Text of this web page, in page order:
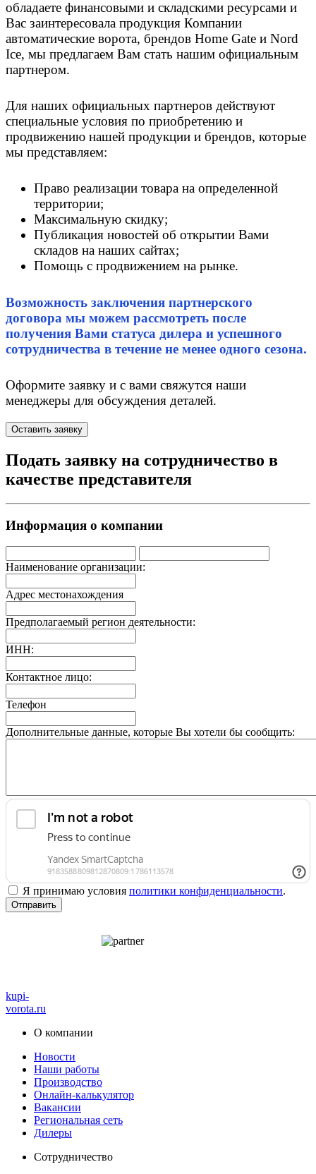
обладаете финансовыми и складскими ресурсами и
Вас заинтересовала продукция Компании
автоматические ворота, брендов Home Gate и Nord
Ice, мы предлагаем Вам стать нашим официальным
партнером.
Для наших официальных партнеров действуют
специальные условия по приобретению и
продвижению нашей продукции и брендов, которые
мы представляем:
Право реализации товара на определенной
территории;
Максимальную скидку;
Публикация новостей об открытии Вами
складов на наших сайтах;
Помощь с продвижением на рынке.
Возможность заключения партнерского
договора мы можем рассмотреть после
получения Вами статуса дилера и успешного
сотрудничества в течение не менее одного сезона.
Оформите заявку и с вами свяжутся наши
менеджеры для обсуждения деталей.
Оставить заявку
Подать заявку на сотрудничество в
качестве представителя
Информация о компании
Наименование организации:
Адрес местонахождения
Предполагаемый регион деятельности:
ИНН:
Контактное лицо:
Телефон
Дополнительные данные, которые Вы хотели бы сообщить:
Я принимаю условия политики конфиденциальности.
kupi-
vorota.ru
О компании
Новости
Наши работы
Производство
Онлайн-калькулятор
Вакансии
Региональная сеть
Дилеры
Сотрудничество